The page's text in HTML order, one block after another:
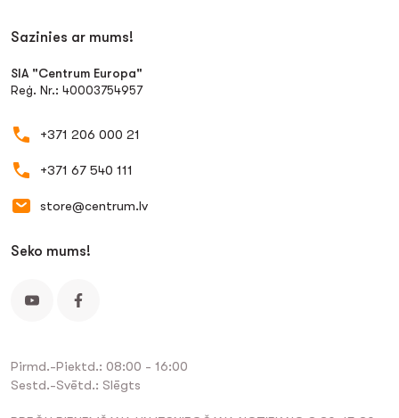
Sazinies ar mums!
SIA "Centrum Europa"
Reģ. Nr.: 40003754957
+371 206 000 21
+371 67 540 111
store@centrum.lv
Seko mums!
Pirmd.-Piektd.: 08:00 - 16:00
Sestd.-Svētd.: Slēgts